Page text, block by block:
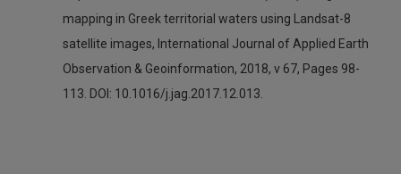
mapping in Greek territorial waters using Landsat-8
satellite images, International Journal of Applied Earth
Observation & Geoinformation, 2018, v 67, Pages 98-
113. DOI: 10.1016/j.jag.2017.12.013.